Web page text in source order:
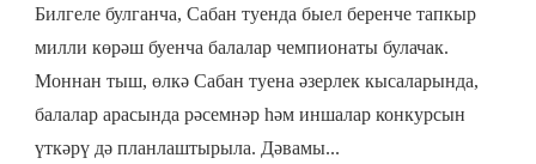
Билгеле булганча, Сабан туенда быел беренче тапкыр
милли көрәш буенча балалар чемпионаты булачак.
Моннан тыш, өлкә Сабан туена әзерлек кысаларында,
балалар арасында рәсемнәр һәм иншалар конкурсын
үткәрү дә планлаштырыла. Дәвамы...